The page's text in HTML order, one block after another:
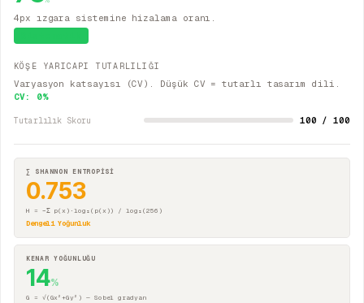
4px ızgara sistemine hizalama oranı.
KÖŞE YARICAPI TUTARLILIĞI
Varyasyon katsayısı (CV). Düşük CV = tutarlı tasarım dili.
CV: 0%
Tutarlılık Skoru 100 / 100
∑ SHANNON ENTROPİSİ
0.753
H = −Σ p(x)·log₂(p(x)) / log₂(256)
Dengeli Yoğunluk
KENAR YOĞUNLUĞU
14%
G = √(Gx²+Gy²) — Sobel gradyan